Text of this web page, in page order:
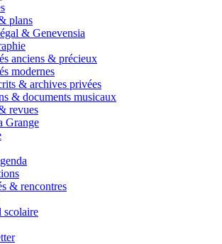
plans
& Genevensia
anciens & précieux
modernes
& archives privées
& documents musicaux
revues
Grange
& rencontres
scolaire